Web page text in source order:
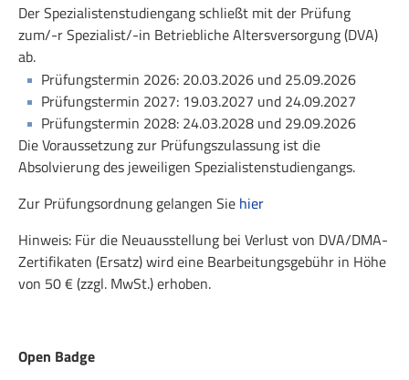
Der Spezialistenstudiengang schließt mit der Prüfung
zum/-r Spezialist/-in Betriebliche Altersversorgung (DVA)
ab.
Prüfungstermin 2026: 20.03.2026 und 25.09.2026
Prüfungstermin 2027: 19.03.2027 und 24.09.2027
Prüfungstermin 2028: 24.03.2028 und 29.09.2026
Die Voraussetzung zur Prüfungszulassung ist die
Absolvierung des jeweiligen Spezialistenstudiengangs.
Zur Prüfungsordnung gelangen Sie hier
Hinweis: Für die Neuausstellung bei Verlust von DVA/DMA-
Zertifikaten (Ersatz) wird eine Bearbeitungsgebühr in Höhe
von 50 € (zzgl. MwSt.) erhoben.
Open Badge